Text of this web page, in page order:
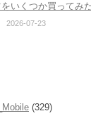
いくつか買ってみ
2026-07-23
(329)